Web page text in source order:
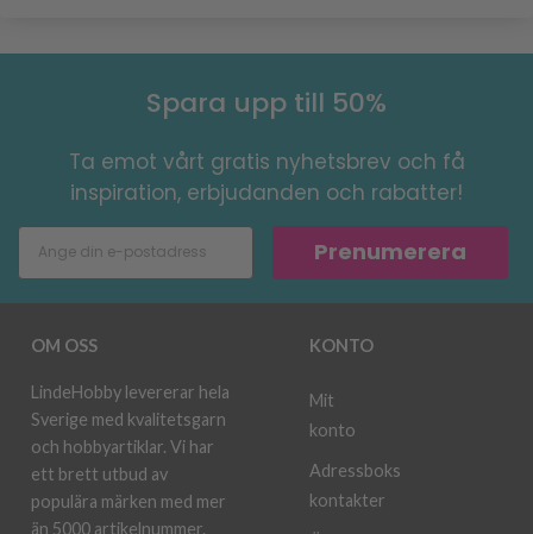
Spara upp till 50%
Ta emot vårt gratis nyhetsbrev och få
inspiration, erbjudanden och rabatter!
Prenumerera
OM OSS
LindeHobby levererar hela
Sverige med kvalitetsgarn
och hobbyartiklar. Vi har
ett brett utbud av
populära märken med mer
än 5000 artikelnummer.
KONTO
Mit
konto
Adressboks
kontakter